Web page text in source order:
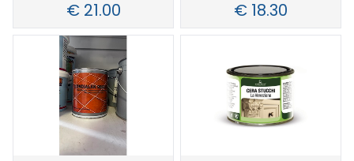
€ 21.00 € 18.30